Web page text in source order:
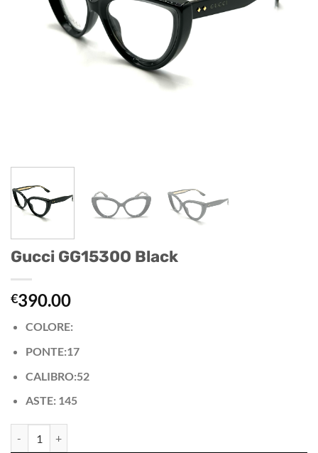
Gucci GG1530O Black
€390.00
COLORE:
PONTE:17
CALIBRO:52
ASTE: 145